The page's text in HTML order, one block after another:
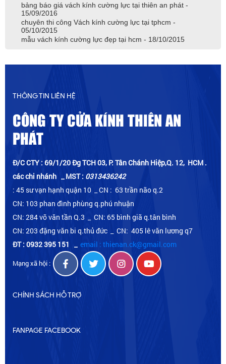
bảng báo giá vách kính cường lực tại thiên an phát -
15/09/2016
chuyên thi công Vách kính cường lực tại tphcm -
05/10/2015
mẫu vách kính cường lực đẹp tại hcm - 18/10/2015
THÔNG TIN LIÊN HỆ
CÔNG TY CỬA KÍNH THIÊN AN
PHÁT
Đ/C CTY : 69/1/20 Đg TCH 03, P. Tân Chánh Hiệp,Q. 12, HCM .
các chi nhánh _ MST : 0313436242
: 45 sư vạn hạnh quận 10 _ CN : 63 trần não q.2
CN: 103 phan đình phùng q.phú nhuận
CN: 284 võ văn tần Q.3 _ CN: 65 bình giã q.tân bình
CN: 203 đặng văn bi q.thủ đức _ CN: 405 lê văn lương q7
ĐT : 0932 395 151 _ email : thienan.ck@gmail.com
Mạng xã hội :
CHÍNH SÁCH HỖ TRỢ
FANPAGE FACEBOOK